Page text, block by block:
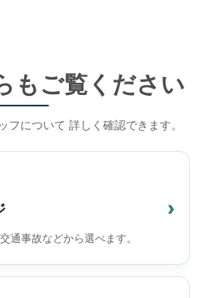
もご覧ください
について 詳しく確認できます。
通事故などから選べます。